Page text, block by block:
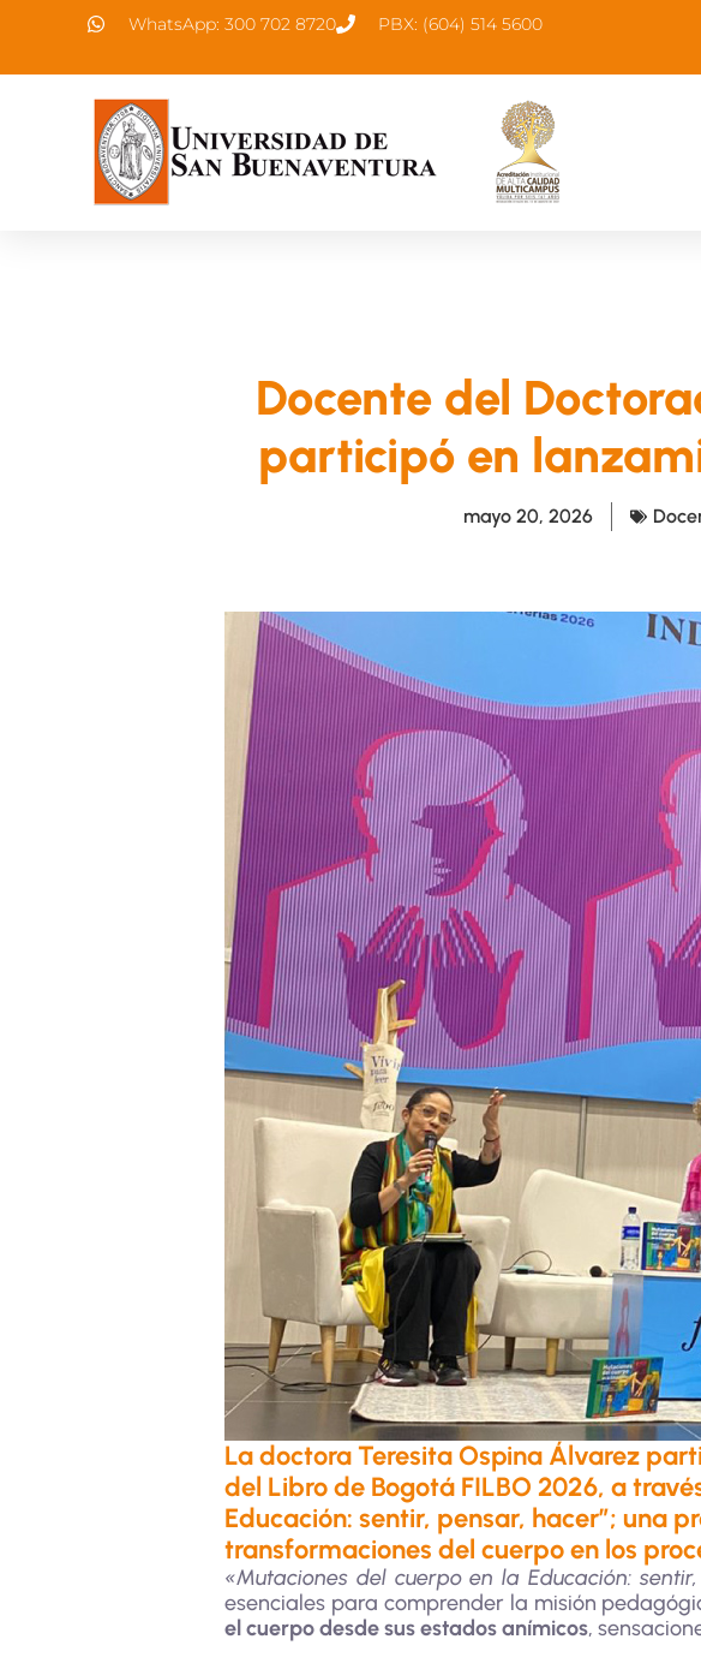
WhatsApp: 300 702 8720 PBX: (604) 514 5600
Docente del
participó en
mayo 20, 2026
La doctora Teresita Ospina Álvarez
del Libro de Bogotá FILBO 2026, a
Educación: sentir, pensar, hacer”; una
transformaciones del cuerpo en los
«Mutaciones del cuerpo en la Educación:
esenciales para comprender la misión
el cuerpo desde sus estados anímicos,